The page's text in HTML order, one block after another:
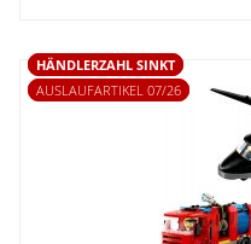
HÄNDLERZAHL SINKT
AUSLAUFARTIKEL 07/26